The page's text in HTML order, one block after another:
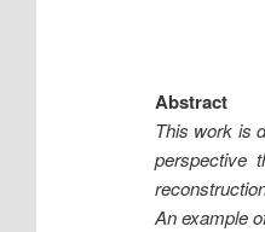
Abstract
This work is
perspective
An example